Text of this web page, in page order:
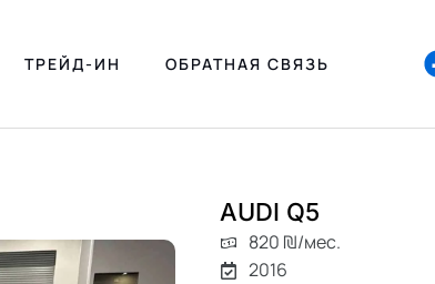
ТРЕЙД-ИН ОБРАТНАЯ СВЯЗЬ
AUDI Q5
820 ₪/мес.
2016